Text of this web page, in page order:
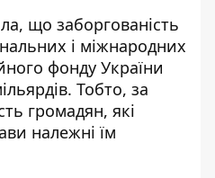
що заборгованість
і міжнародних
фонду України
Тобто, за
громадян, які
належні їм